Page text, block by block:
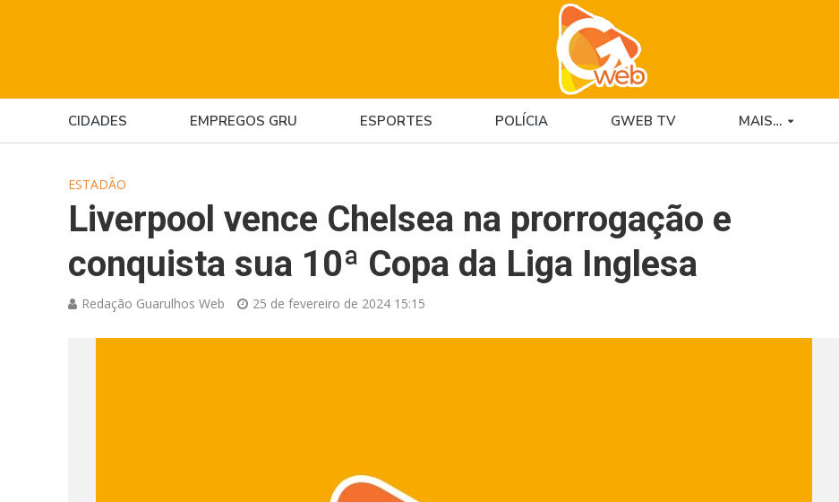
CIDADES EMPREGOS GRU ESPORTES POLÍCIA GWEB TV MAIS…
ESTADÃO
Liverpool vence Chelsea na prorrogação e
conquista sua 10ª Copa da Liga Inglesa
Redação Guarulhos Web 25 de fevereiro de 2024 15:15